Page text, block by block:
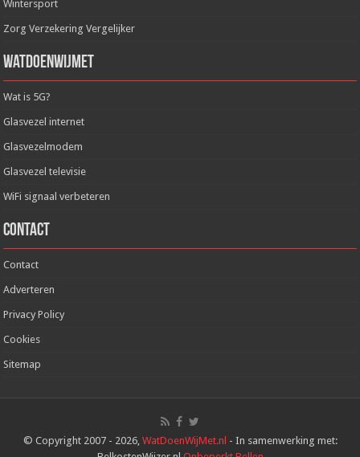
Wintersport
Zorg Verzekering Vergelijker
WatDoenWijMet
Wat is 5G?
Glasvezel internet
Glasvezelmodem
Glasvezel televisie
WiFi signaal verbeteren
Contact
Contact
Adverteren
Privacy Policy
Cookies
Sitemap
© Copyright 2007 - 2026, WatDoenWijMet.nl - In samenwerking met: